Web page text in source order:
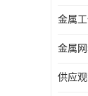
金属
金属
供应